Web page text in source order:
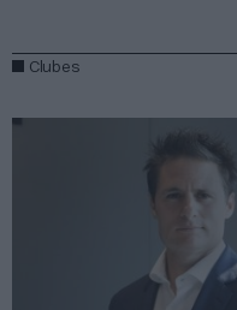
Clubes